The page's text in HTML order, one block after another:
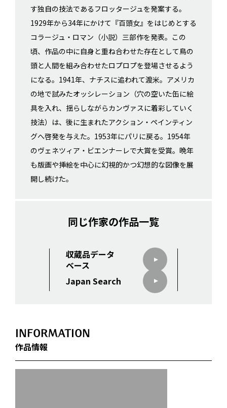
す独自の技法であるフロッタージュを発案する。
1929年から34年にかけて『百頭女』をはじめとする
コラージュ・ロマン（小説）三部作を発表。この
頃、作品の中に自身と重ね合わせた存在として鳥の
頭と人間を組み合わせたロプロプを登場させるよう
になる。1941年、ナチスに追われて渡米。アメリカ
の地で試みたオッシレーション（穴の空いた缶に絵
具を入れ、揺らしながらカンヴァスに着彩していく
技法）は、後に生まれたアクション・ペインティン
グへ啓発を与えた。1953年にパリに戻る。1954年
のヴェネツィア・ビエンナーレで大賞を受賞。晩年
も版画や挿絵を中心に幻視的かつ幻想的な図像を展
開し続けた。
同じ作家の作品一覧
収蔵品データ
ベース
Japan Search
INFORMATION
作品情報